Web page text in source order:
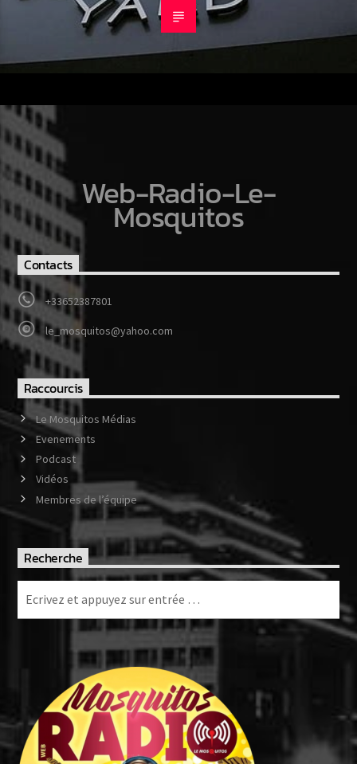
Web-Radio-Le-
Mosquitos
Contacts
+33652387801
le_mosquitos@yahoo.com
Raccourcis
Le Mosquitos Médias
Evenements
Podcast
Vidéos
Membres de l’équipe
Recherche